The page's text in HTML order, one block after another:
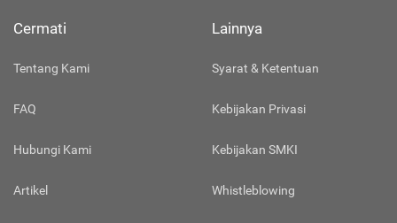
Cermati
Tentang Kami
FAQ
Hubungi Kami
Artikel
Lainnya
Syarat & Ketentuan
Kebijakan Privasi
Kebijakan SMKI
Whistleblowing